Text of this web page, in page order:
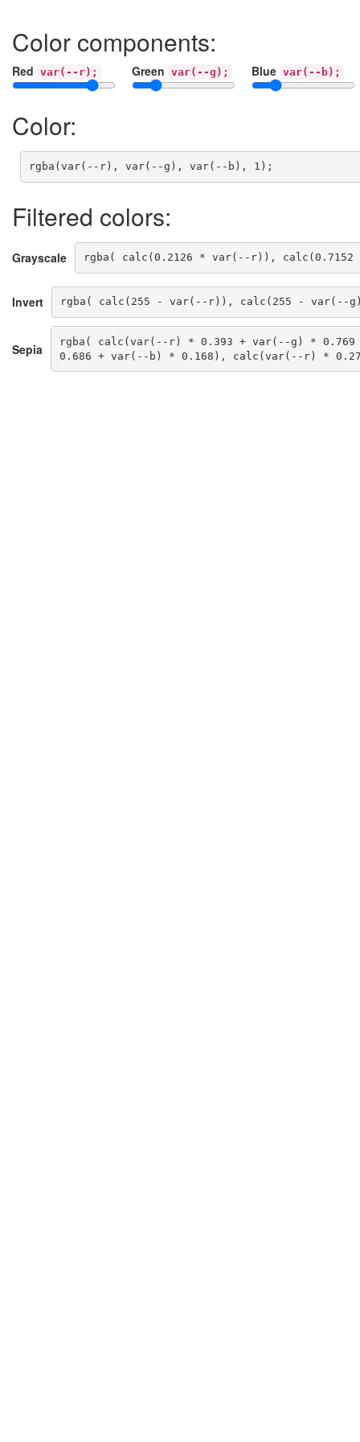
Color components:
Red var(--r); Green var(--g); Blue var(--b);
Color:
rgba(var(--r), var(--g), var(--b), 1);
Filtered colors:
Grayscale rgba( calc(0.2126 * var(--r)),
Invert rgba( calc(255 - var(--r)), calc(255 -
Sepia
rgba( calc(var(--r) * 0.393 + var(--g) *
0.686 + var(--b) * 0.168), calc(var(--r) *